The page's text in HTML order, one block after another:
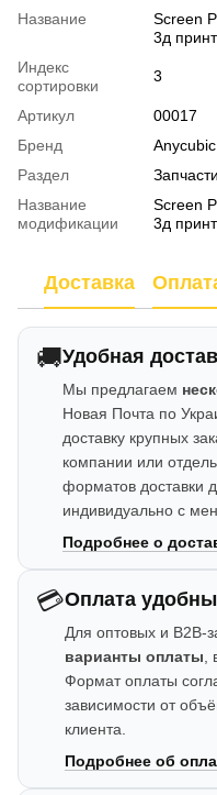
Название
Screen
3д
Индекс
сортировки
3
Артикул
00017
Бренд
Anycubic
Раздел
Название
модификации
Screen
3д
Доставка
🚚Удобная
Мы предлагаем
Новая Почта по
доставку крупных
компании или
форматов доставки
индивидуально с
Подробнее о
💳Оплата
Для оптовых и B2B-
варианты оплаты
Формат оплаты
зависимости от
клиента.
Подробнее об